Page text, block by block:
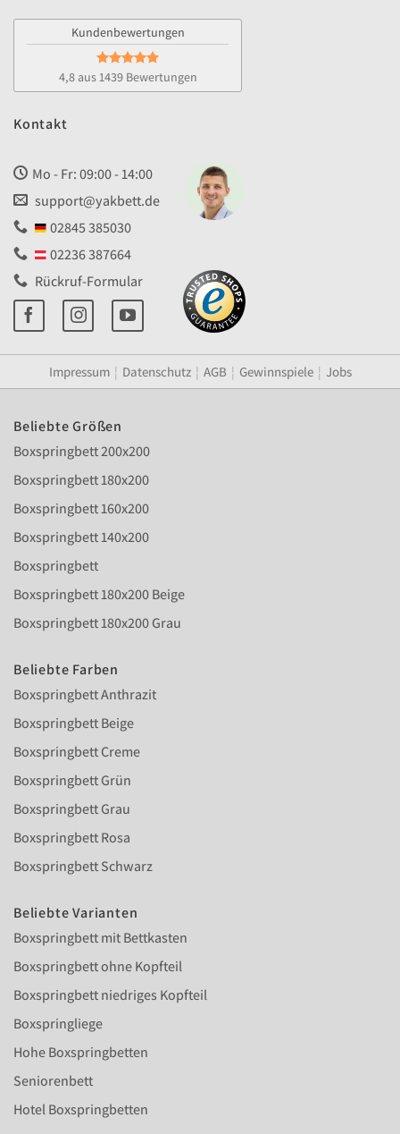
Kundenbewertungen
4,8 aus 1439 Bewertungen
Kontakt
Mo - Fr: 09:00 - 14:00
support@yakbett.de
02845 385030
02236 387664
Rückruf-Formular
Impressum ¦ Datenschutz ¦ AGB ¦ Gewinnspiele ¦ Jobs
Beliebte Größen
Boxspringbett 200x200
Boxspringbett 180x200
Boxspringbett 160x200
Boxspringbett 140x200
Boxspringbett
Boxspringbett 180x200 Beige
Boxspringbett 180x200 Grau
Beliebte Farben
Boxspringbett Anthrazit
Boxspringbett Beige
Boxspringbett Creme
Boxspringbett Grün
Boxspringbett Grau
Boxspringbett Rosa
Boxspringbett Schwarz
Beliebte Varianten
Boxspringbett mit Bettkasten
Boxspringbett ohne Kopfteil
Boxspringbett niedriges Kopfteil
Boxspringliege
Hohe Boxspringbetten
Seniorenbett
Hotel Boxspringbetten